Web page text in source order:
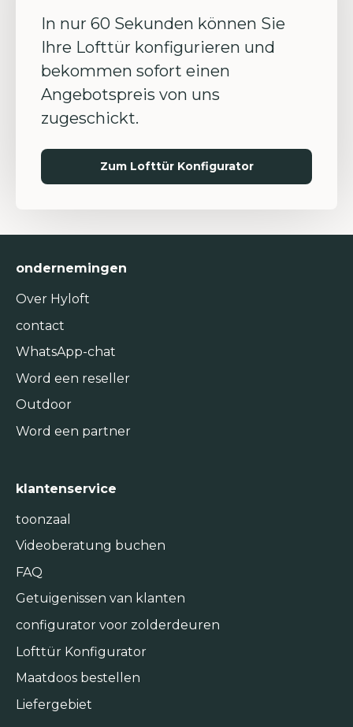
In nur 60 Sekunden können Sie
Ihre Lofttür konfigurieren und
bekommen sofort einen
Angebotspreis von uns
zugeschickt.
Zum Lofttür Konfigurator
ondernemingen
Over Hyloft
contact
WhatsApp-chat
Word een reseller
Outdoor
Word een partner
klantenservice
toonzaal
Videoberatung buchen
FAQ
Getuigenissen van klanten
configurator voor zolderdeuren
Lofttür Konfigurator
Maatdoos bestellen
Liefergebiet